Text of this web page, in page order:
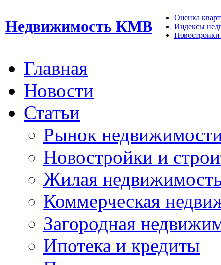
Недвижимость КМВ
Оценка
Индексы
Новостройки
Главная
Новости
Статьи
Рынок
Новостройки и
Жилая
Коммерческая
Загородная
Ипотека и кредиты